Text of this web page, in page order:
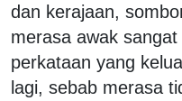
dan kerajaan,
merasa awak
perkataan yang
lagi, sebab merasa